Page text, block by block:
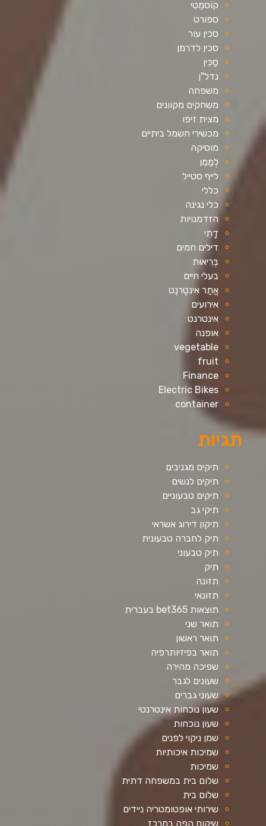
קוֹסמֵטִי
ספורט
סכין עור
סכין לדרמן
סַכִּין
נדל"ן
משפחה
משחקים מקוונים
מצית זיפו
מכשירי חשמל ביתיים
מוסיקה
לְמַמֵן
לייף סטייל
כללי
כלי נגינה
הזדמנויות
דָתִי
דילים חמים
בְּרִיאוּת
בעלי חיים
אֲתַר אִינטֶרנֶט
אירועים
אינטרנט
אופנה
vegetable
fruit
Finance
Electric Bikes
container
תגיות
תיקים מגניבים
תיקים לנשים
תיקים טבעוניים
תיקי גב
תיקון דירוג אשראי
תיק לחברה טבעונית
תיק טבעוני
תיק
תזונה
תזונאי
תוצאות bet365 בעברית
תואר שני
תואר ראשון
תואר בפיזיותרפיה
שפיכה מהירה
שעונים לגבר
שעוני גברים
שעון נוכחות אינטרנטי
שעון נוכחות
שמן ניקוי לפנים
שמיכות איכותיות
שמיכות
שלום בית במשפחה דתית
שלום בית
שירותי אופטומטריה ניידים
שיקום הפה במרכז